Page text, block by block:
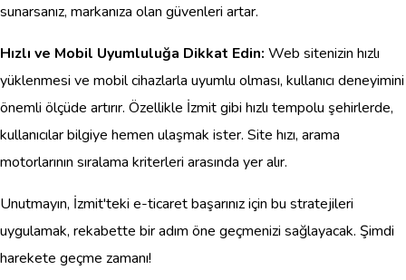
sunarsanız, markanıza olan güvenleri artar.
Hızlı ve Mobil Uyumluluğa Dikkat Edin: Web sitenizin hızlı
yüklenmesi ve mobil cihazlarla uyumlu olması, kullanıcı deneyimini
önemli ölçüde artırır. Özellikle İzmit gibi hızlı tempolu şehirlerde,
kullanıcılar bilgiye hemen ulaşmak ister. Site hızı, arama
motorlarının sıralama kriterleri arasında yer alır.
Unutmayın, İzmit'teki e-ticaret başarınız için bu stratejileri
uygulamak, rekabette bir adım öne geçmenizi sağlayacak. Şimdi
harekete geçme zamanı!